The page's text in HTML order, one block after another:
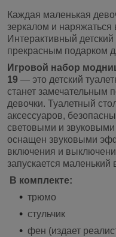
Каждая маленькая
зеркалом и
Интерактивный детский
прекрасным подарком
Игровой набор
19 ― это детский
станет замечательным
девочки. Туалетный
аксессуаров,
световыми и
оснащен звуковыми
включения и
запускается маленький
В комплекте:
трюмо
стульчик
фен (издает